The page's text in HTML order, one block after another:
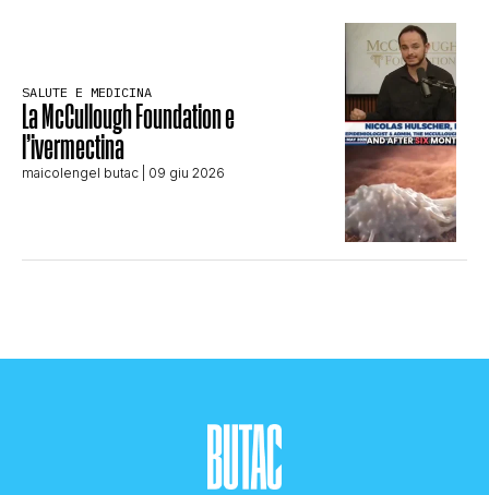
SALUTE E MEDICINA
La McCullough Foundation e
l’ivermectina
maicolengel butac | 09 giu 2026